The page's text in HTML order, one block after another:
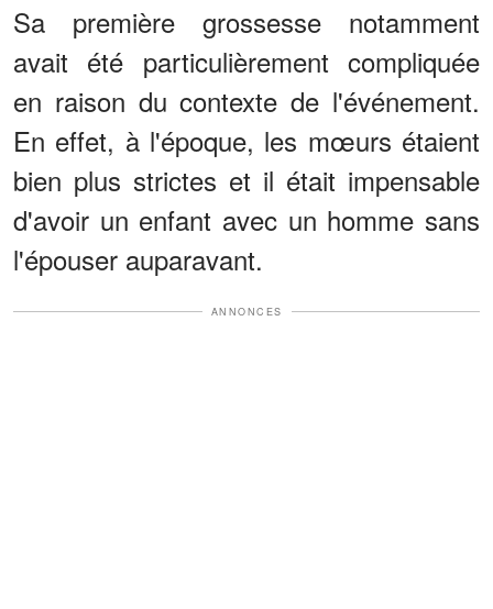
Sa première grossesse notamment
avait été particulièrement compliquée
en raison du contexte de l'événement.
En effet, à l'époque, les mœurs étaient
bien plus strictes et il était impensable
d'avoir un enfant avec un homme sans
l'épouser auparavant.
ANNONCES